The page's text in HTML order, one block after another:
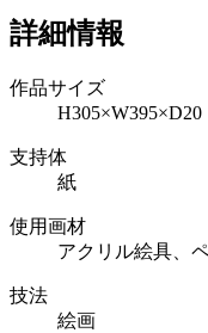
詳細情報
作品サイズ
H305×W395×D20
支持体
紙
使用画材
アクリル絵具、
技法
絵画